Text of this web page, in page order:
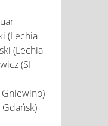
(Lechia
(Lechia
(SI
Gniewino)
Gdańsk)